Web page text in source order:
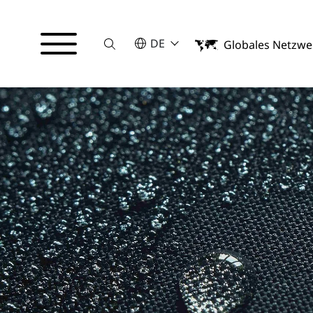
SucheBITTE WÄHLEN SIE EINE SPRACHE
DE
English
Globales